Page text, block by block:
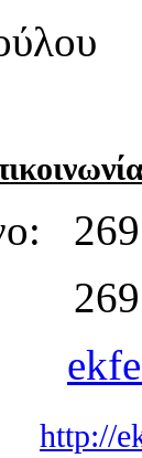
http://